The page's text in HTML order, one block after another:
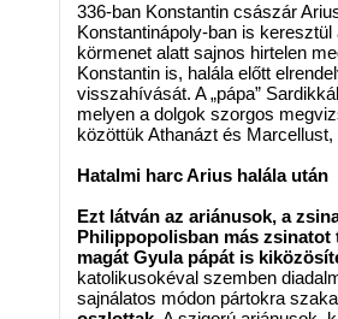
336-ban Konstantin császár
Konstantinápoly-ban is
körmenet alatt sajnos hirtelen
Konstantin is, halála előtt
visszahívását. A „pápa”
melyen a dolgok szorgos
közöttük Athanázt és
Hatalmi harc Arius halála után
Ezt látván az ariánusok, a
Philippopolisban más
magát Gyula pápát is
katolikusokéval szemben
sajnálatos módon pártokra